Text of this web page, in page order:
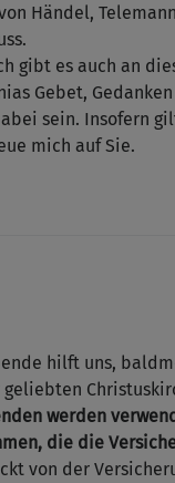
Händel,
gibt es auch an
Gebet,
sein. Insofern
mich auf Sie.
hilft uns,
geliebten
werden
die die
von der